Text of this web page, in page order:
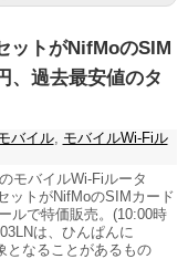
ットがNifMoのSIM
、過去最安値のタ
バイル, モバイルWi-Fiル
モバイルWi-Fiルータ
ットがNifMoのSIMカード
ルで特価販売。(10:00時
は、ひんぱんに
となることがあるもの